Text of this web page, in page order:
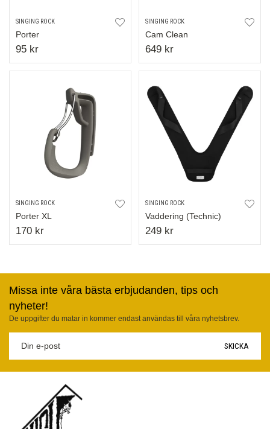
SINGING ROCK
Porter
95 kr
SINGING ROCK
Cam Clean
649 kr
SINGING ROCK
Porter XL
170 kr
SINGING ROCK
Vaddering (Technic)
249 kr
Missa inte våra bästa erbjudanden, tips och
nyheter!
De uppgifter du matar in kommer endast användas till våra nyhetsbrev.
SKICKA